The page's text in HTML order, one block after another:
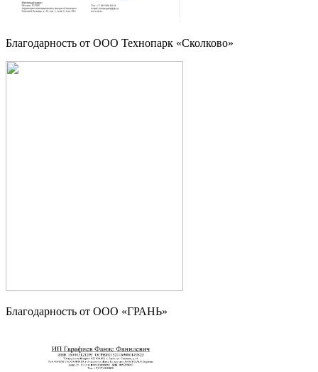
Благодарность от OOO Технопарк «Сколково»
Благодарность от OOO «ГРАНЬ»